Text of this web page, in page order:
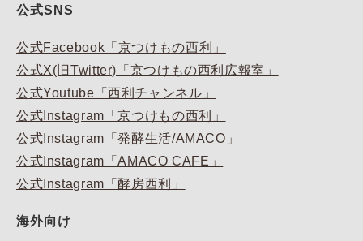
公式SNS
公式Facebook「京つけもの西利」
公式X(旧Twitter)「京つけもの西利広報室」
公式Youtube「西利チャンネル」
公式Instagram「京つけもの西利」
公式Instagram「発酵生活/AMACO」
公式Instagram「AMACO CAFE」
公式Instagram「酵房西利」
海外向け